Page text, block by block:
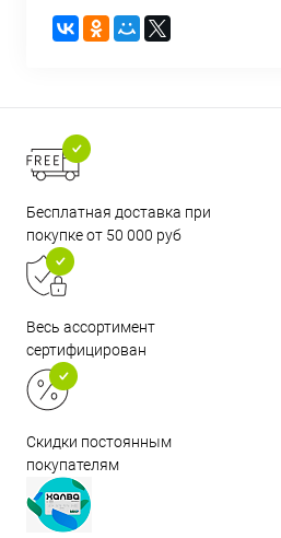
Бесплатная доставка при
покупке от 50 000 руб
Весь ассортимент
сертифицирован
Скидки постоянным
покупателям